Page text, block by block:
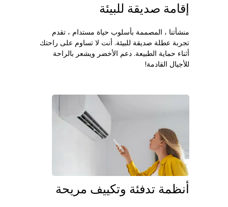
إقامة صديقة للبيئة
منشأتنا ، المصممة بأسلوب حياة مستدام ، تقدم
تجربة عطلة صديقة للبيئة. أنت لا تساوم على راحتك
أثناء حماية الطبيعة. دعم الأخضر ويشعر بالراحة
للأجيال القادمة!
أنظمة تدفئة وتكييف مريحة